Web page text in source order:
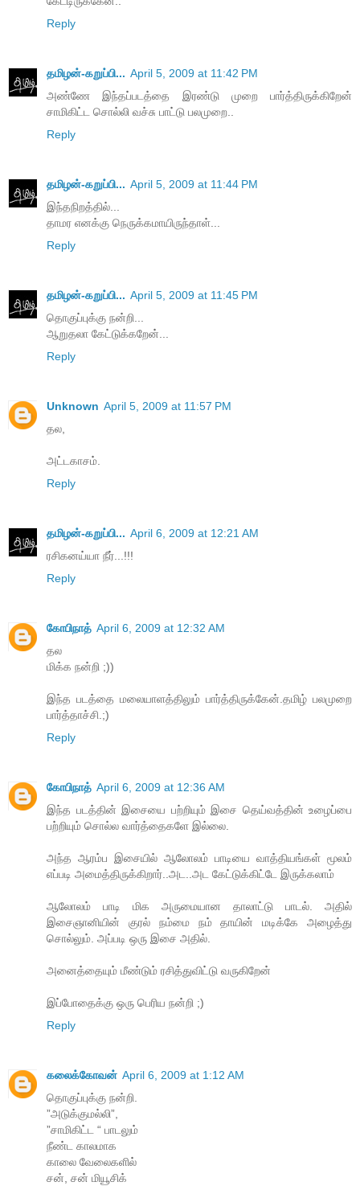
Reply
தமிழன்-கறுப்பி... April 5, 2009 at 11:42 PM
அண்ணே இந்தப்படத்தை இரண்டு முறை பார்த்திருக்கிறேன்
சாமிகிட்ட சொல்லி வச்சு பாட்டு பலமுறை..
Reply
தமிழன்-கறுப்பி... April 5, 2009 at 11:44 PM
இந்தநிறத்தில்...
தாமர எனக்கு நெருக்கமாயிருந்தாள்...
Reply
தமிழன்-கறுப்பி... April 5, 2009 at 11:45 PM
தொகுப்புக்கு நன்றி...
ஆறுதலா கேட்டுக்கறேன்...
Reply
Unknown April 5, 2009 at 11:57 PM
தல,
அட்டகாசம்.
Reply
தமிழன்-கறுப்பி... April 6, 2009 at 12:21 AM
ரசிகனய்யா நீர்...!!!
Reply
கோபிநாத் April 6, 2009 at 12:32 AM
தல
மிக்க நன்றி ;))
இந்த படத்தை மலையாளத்திலும் பார்த்திருக்கேன்.தமிழ் பலமுறை
பார்த்தாச்சி.;)
Reply
கோபிநாத் April 6, 2009 at 12:36 AM
இந்த படத்தின் இசையை பற்றியும் இசை தெய்வத்தின் உழைப்பை
பற்றியும் சொல்ல வார்த்தைகளே இல்லை.
அந்த ஆரம்ப இசையில் ஆலோலம் பாடியை வாத்தியங்கள் மூலம்
எப்படி அமைத்திருக்கிறார்..அட..அட கேட்டுக்கிட்டே இருக்கலாம்
ஆலோலம் பாடி மிக அருமையான தாலாட்டு பாடல். அதில்
இசைஞானியின் குரல் நம்மை நம் தாயின் மடிக்கே அழைத்து
சொல்லும். அப்படி ஒரு இசை அதில்.
அனைத்தையும் மீண்டும் ரசித்துவிட்டு வருகிறேன்
இப்போதைக்கு ஒரு பெரிய நன்றி ;)
Reply
கலைக்கோவன் April 6, 2009 at 1:12 AM
தொகுப்புக்கு நன்றி.
”அடுக்குமல்லி”,
”சாமிகிட்ட “ பாடலும்
நீண்ட காலமாக
காலை வேலைகளில்
சன், சன் மியூசிக்